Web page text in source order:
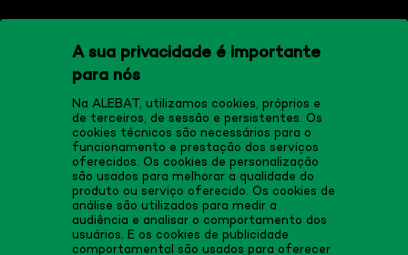
A sua privacidade é importante
para nós
Na ALEBAT, utilizamos cookies, próprios e
de terceiros, de sessão e persistentes. Os
cookies técnicos são necessários para o
funcionamento e prestação dos serviços
oferecidos. Os cookies de personalização
são usados para melhorar a qualidade do
produto ou serviço oferecido. Os cookies de
análise são utilizados para medir a
audiência e analisar o comportamento dos
usuários. E os cookies de publicidade
comportamental são usados para oferecer